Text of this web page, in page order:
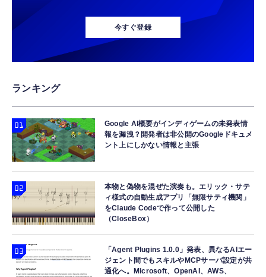
今すぐ登録
ランキング
Google AI概要がインディゲームの未発表情
報を漏洩？開発者は非公開のGoogleドキュメ
ント上にしかない情報と主張
本物と偽物を混ぜた演奏も。エリック・サテ
ィ様式の自動生成アプリ「無限サティ機関」
をClaude Codeで作って公開した
（CloseBox）
「Agent Plugins 1.0.0」発表、異なるAIエー
ジェント間でもスキルやMCPサーバ設定が共
通化へ。Microsoft、OpenAI、AWS、